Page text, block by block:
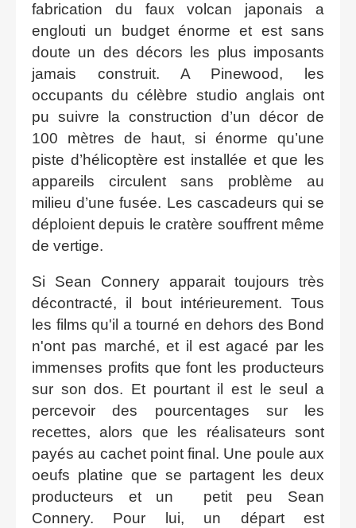
fabrication du faux volcan japonais a
englouti un budget énorme et est sans
doute un des décors les plus imposants
jamais construit. A Pinewood, les
occupants du célèbre studio anglais ont
pu suivre la construction d’un décor de
100 mètres de haut, si énorme qu’une
piste d’hélicoptère est installée et que les
appareils circulent sans problème au
milieu d’une fusée. Les cascadeurs qui se
déploient depuis le cratère souffrent même
de vertige.
Si Sean Connery apparait toujours très
décontracté, il bout intérieurement. Tous
les films qu'il a tourné en dehors des Bond
n'ont pas marché, et il est agacé par les
immenses profits que font les producteurs
sur son dos. Et pourtant il est le seul a
percevoir des pourcentages sur les
recettes, alors que les réalisateurs sont
payés au cachet point final. Une poule aux
oeufs platine que se partagent les deux
producteurs et un petit peu Sean
Connery. Pour lui, un départ est